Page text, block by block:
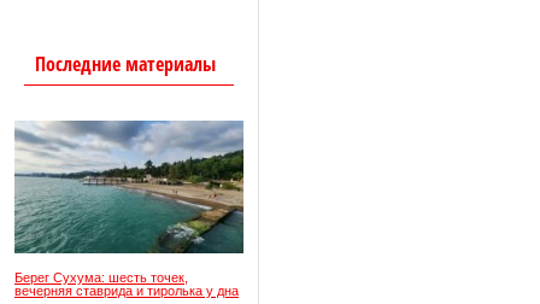
Последние материалы
Берег Сухума: шесть точек,
вечерняя ставрида и тиролька у дна